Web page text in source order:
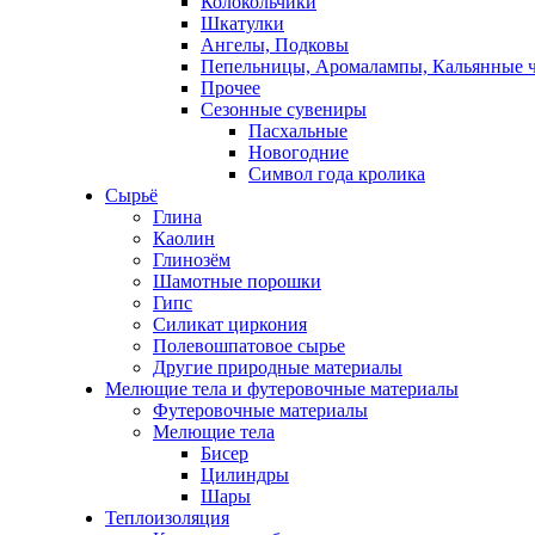
Шкатулки
Ангелы, Подковы
Пепельницы, Аромалампы, Кальянные
Прочее
Сезонные сувениры
Пасхальные
Новогодние
Символ года кролика
Сырьё
Глина
Каолин
Глинозём
Шамотные порошки
Гипс
Силикат циркония
Полевошпатовое сырье
Другие природные материалы
Мелющие тела и футеровочные материалы
Футеровочные материалы
Мелющие тела
Бисер
Цилиндры
Шары
Теплоизоляция